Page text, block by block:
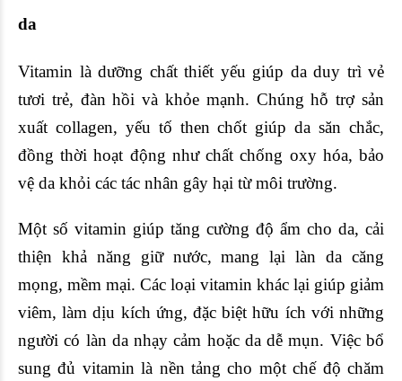
da
Vitamin là dưỡng chất thiết yếu giúp da duy trì vẻ
tươi trẻ, đàn hồi và khỏe mạnh. Chúng hỗ trợ sản
xuất collagen, yếu tố then chốt giúp da săn chắc,
đồng thời hoạt động như chất chống oxy hóa, bảo
vệ da khỏi các tác nhân gây hại từ môi trường.
Một số vitamin giúp tăng cường độ ẩm cho da, cải
thiện khả năng giữ nước, mang lại làn da căng
mọng, mềm mại. Các loại vitamin khác lại giúp giảm
viêm, làm dịu kích ứng, đặc biệt hữu ích với những
người có làn da nhạy cảm hoặc da dễ mụn. Việc bổ
sung đủ vitamin là nền tảng cho một chế độ chăm